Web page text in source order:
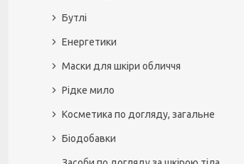
Бутлі
Енергетики
Маски для шкіри обличчя
Рідке мило
Косметика по догляду, загальне
Біодобавки